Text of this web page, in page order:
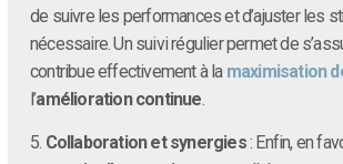
de suivre les performances et d’ajuster les
nécessaire. Un suivi régulier permet de
contribue effectivement à la maximisation
l’amélioration continue.
5. Collaboration et synergies: Enfin, en